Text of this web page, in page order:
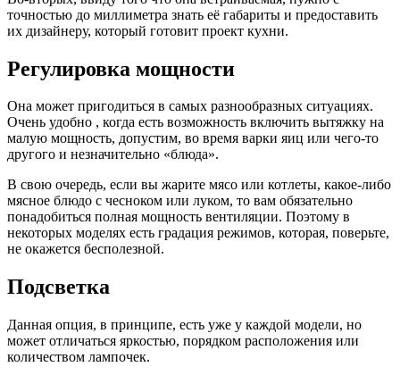
точностью до миллиметра знать её габариты и предоставить
их дизайнеру, который готовит проект кухни.
Регулировка мощности
Она может пригодиться в самых разнообразных ситуациях.
Очень удобно , когда есть возможность включить вытяжку на
малую мощность, допустим, во время варки яиц или чего-то
другого и незначительно «блюда».
В свою очередь, если вы жарите мясо или котлеты, какое-либо
мясное блюдо с чесноком или луком, то вам обязательно
понадобиться полная мощность вентиляции. Поэтому в
некоторых моделях есть градация режимов, которая, поверьте,
не окажется бесполезной.
Подсветка
Данная опция, в принципе, есть уже у каждой модели, но
может отличаться яркостью, порядком расположения или
количеством лампочек.